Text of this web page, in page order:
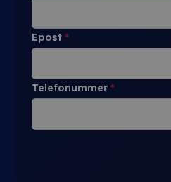
Epost *
Telefonummer *